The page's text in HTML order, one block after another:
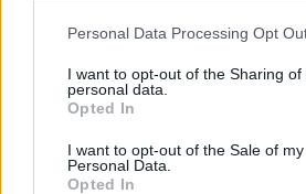
Personal Data Processing Opt
I want to opt-out of the Sharing of
personal data.
Opted In
I want to opt-out of the Sale of my
Personal Data.
Opted In
“I mercati di tutto il mondo
con pesanti ribassi alla
il virus rallenterà la crescita